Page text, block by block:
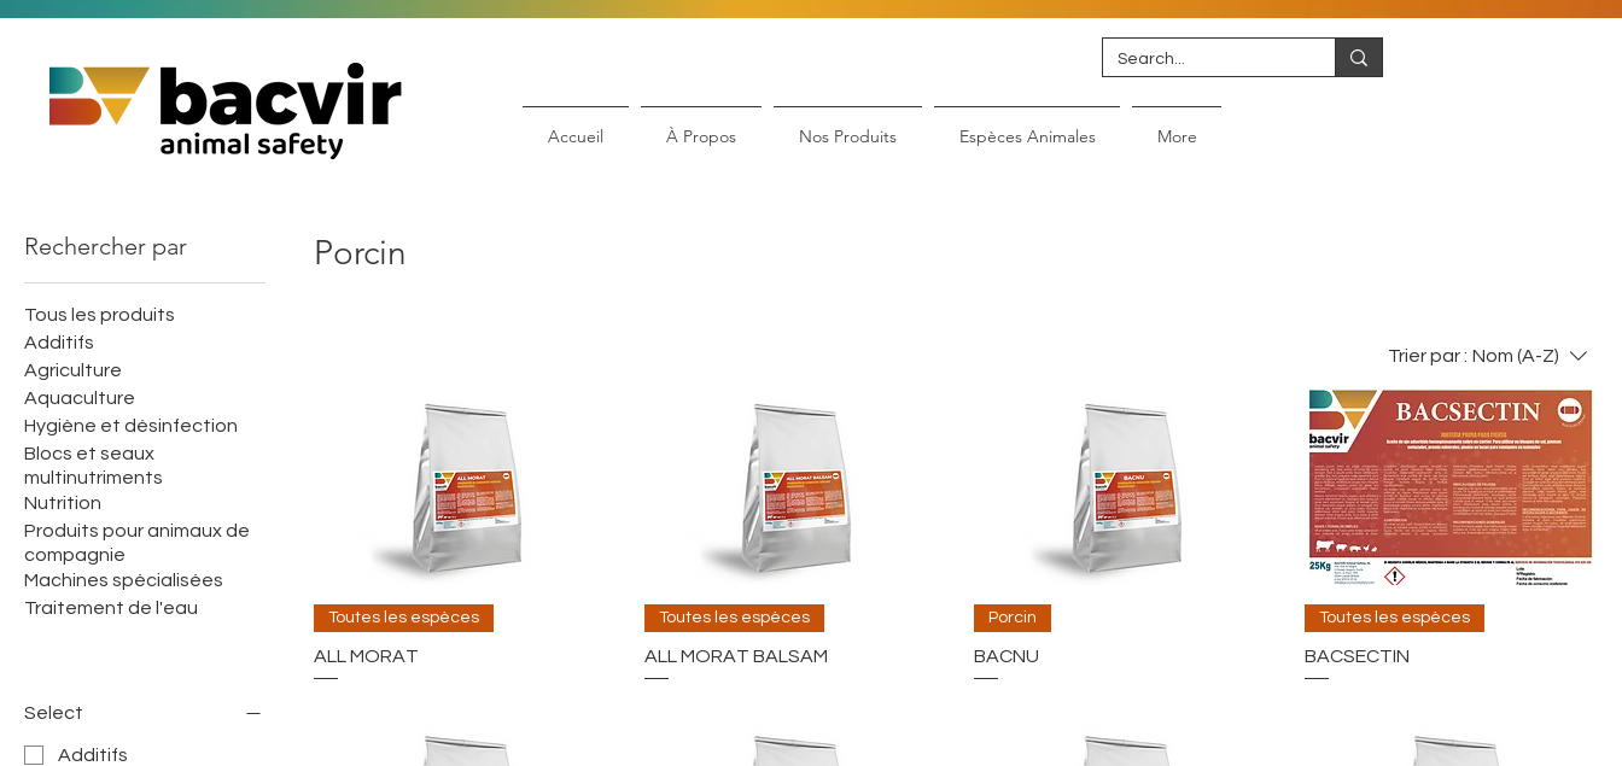
Accueil À Propos Nos Produits Espèces Animales More
Rechercher par
Tous les produits
Additifs
Agriculture
Aquaculture
Hygiène et désinfection
Blocs et seaux
multinutriments
Nutrition
Produits pour animaux de
compagnie
Machines spécialisées
Traitement de l'eau
Select
Additifs
Porcin
Trier par : Nom (A-Z)
Toutes les espèces
ALL MORAT
Toutes les espèces
ALL MORAT BALSAM
Porcin
BACNU
Toutes les espèces
BACSECTIN